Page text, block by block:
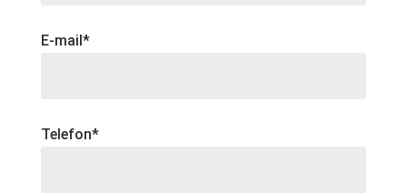
E-mail*
Telefon*